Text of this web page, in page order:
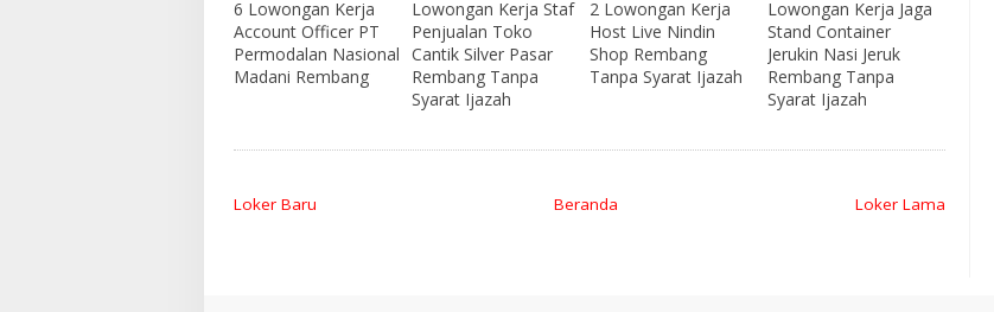
6 Lowongan Kerja
Account Officer PT
Permodalan Nasional
Madani Rembang
Lowongan Kerja Staf
Penjualan Toko
Cantik Silver Pasar
Rembang Tanpa
Syarat Ijazah
2 Lowongan Kerja
Host Live Nindin
Shop Rembang
Tanpa Syarat Ijazah
Lowongan Kerja Jaga
Stand Container
Jerukin Nasi Jeruk
Rembang Tanpa
Syarat Ijazah
Loker Baru Loker Lama
Beranda